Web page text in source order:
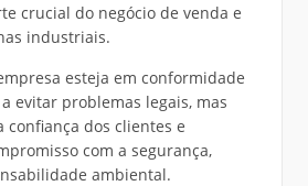
crucial do negócio de venda e
industriais.
esteja em conformidade
evitar problemas legais, mas
confiança dos clientes e
com a segurança,
ambiental.